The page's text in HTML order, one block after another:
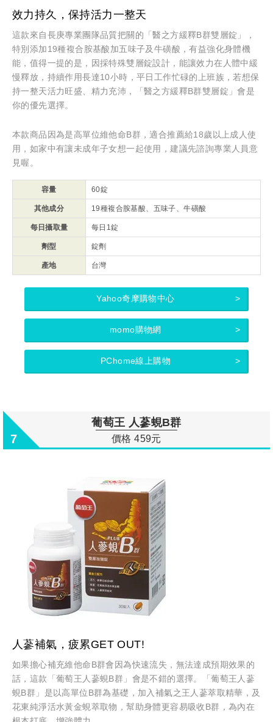
效力持久，保持活力一整天
這款來自長庚專業團隊品質把關的「醫之方緩釋B群雙層錠」，
特別添加19種複合胺基酸加五味子及牛磺酸，有益強化身體機
能，值得一提的是，因採特殊雙層錠設計，能讓效力在人體中緩
慢釋放，持續作用長達10小時，平日工作忙碌的上班族，若想保
持一整天活力旺盛、精力充沛，「醫之方緩釋B群雙層錠」會是
你的優先選擇。
本款商品因為是高單位維他命B群，適合推薦給18歲以上成人使
用，如家中有讓未成年子女想一起使用，建議先諮詢專業人員意
見喔。
容量 60錠
其他成分 19種複合胺基酸、五味子、牛磺酸
每日攝取量 每日1錠
劑型 錠劑
產地 台灣
Yahoo奇摩購物中心
momo購物網
PChome線上購物
7
葡萄王 人蔘蜆B群
價格 459元
人蔘補氣，疲累GET OUT!
如果擔心補充維他命B群會因為快速流失，無法達成預期效果的
話，這款「葡萄王人蔘蜆B群」會是不錯的選擇。「葡萄王人蔘
蜆B群」是以高單位B群為基礎，加入補氣之王人蔘萃取精華，及
花東純淨活水黃金蜆萃取物，幫助身體更容易吸收B群，為內在